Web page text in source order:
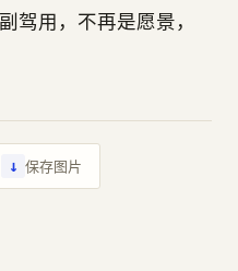
驾用，不再是愿景，
↓ 保存图片